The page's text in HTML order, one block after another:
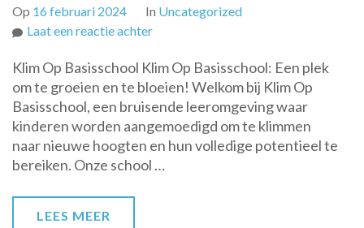
Op 16 februari 2024 In Uncategorized
Laat een reactie achterop
de
Klim
Op
Basisschool:
Een
Plek
Klim Op Basisschool Klim Op Basisschool: Een plek
om te groeien en te bloeien! Welkom bij Klim Op
Basisschool, een bruisende leeromgeving waar
kinderen worden aangemoedigd om te klimmen
naar nieuwe hoogten en hun volledige potentieel te
bereiken. Onze school …
LEES MEER